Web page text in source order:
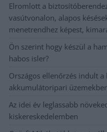
Elromlott a
vasútvonalon, alapos
menetrendhez képest,
Ön szerint hogy készül a
habos isler?
Országos ellenőrzés indult a
akkumulátoripari
Az idei év leglassabb
kiskereskedelemben